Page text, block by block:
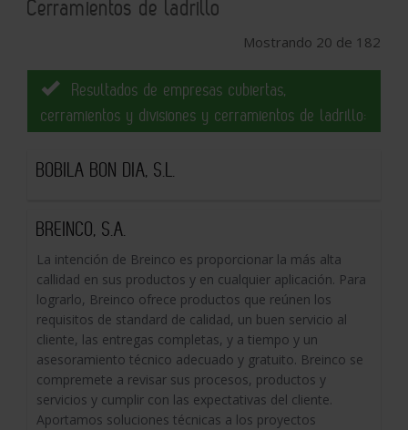
Cerramientos de ladrillo
Mostrando 20 de 182
Resultados de empresas cubiertas,
cerramientos y divisiones y cerramientos de ladrillo:
BOBILA BON DIA, S.L.
BREINCO, S.A.
La intención de Breinco es proporcionar la más alta
callidad en sus productos y en cualquier aplicación. Para
lograrlo, Breinco ofrece productos que reúnen los
requisitos de standard de calidad, un buen servicio al
cliente, las entregas completas, y a tiempo y un
asesoramiento técnico adecuado y gratuito. Breinco se
compremete a revisar sus procesos, productos y
servicios y cumplir con las expectativas del cliente.
Aportamos soluciones técnicas a los proyectos